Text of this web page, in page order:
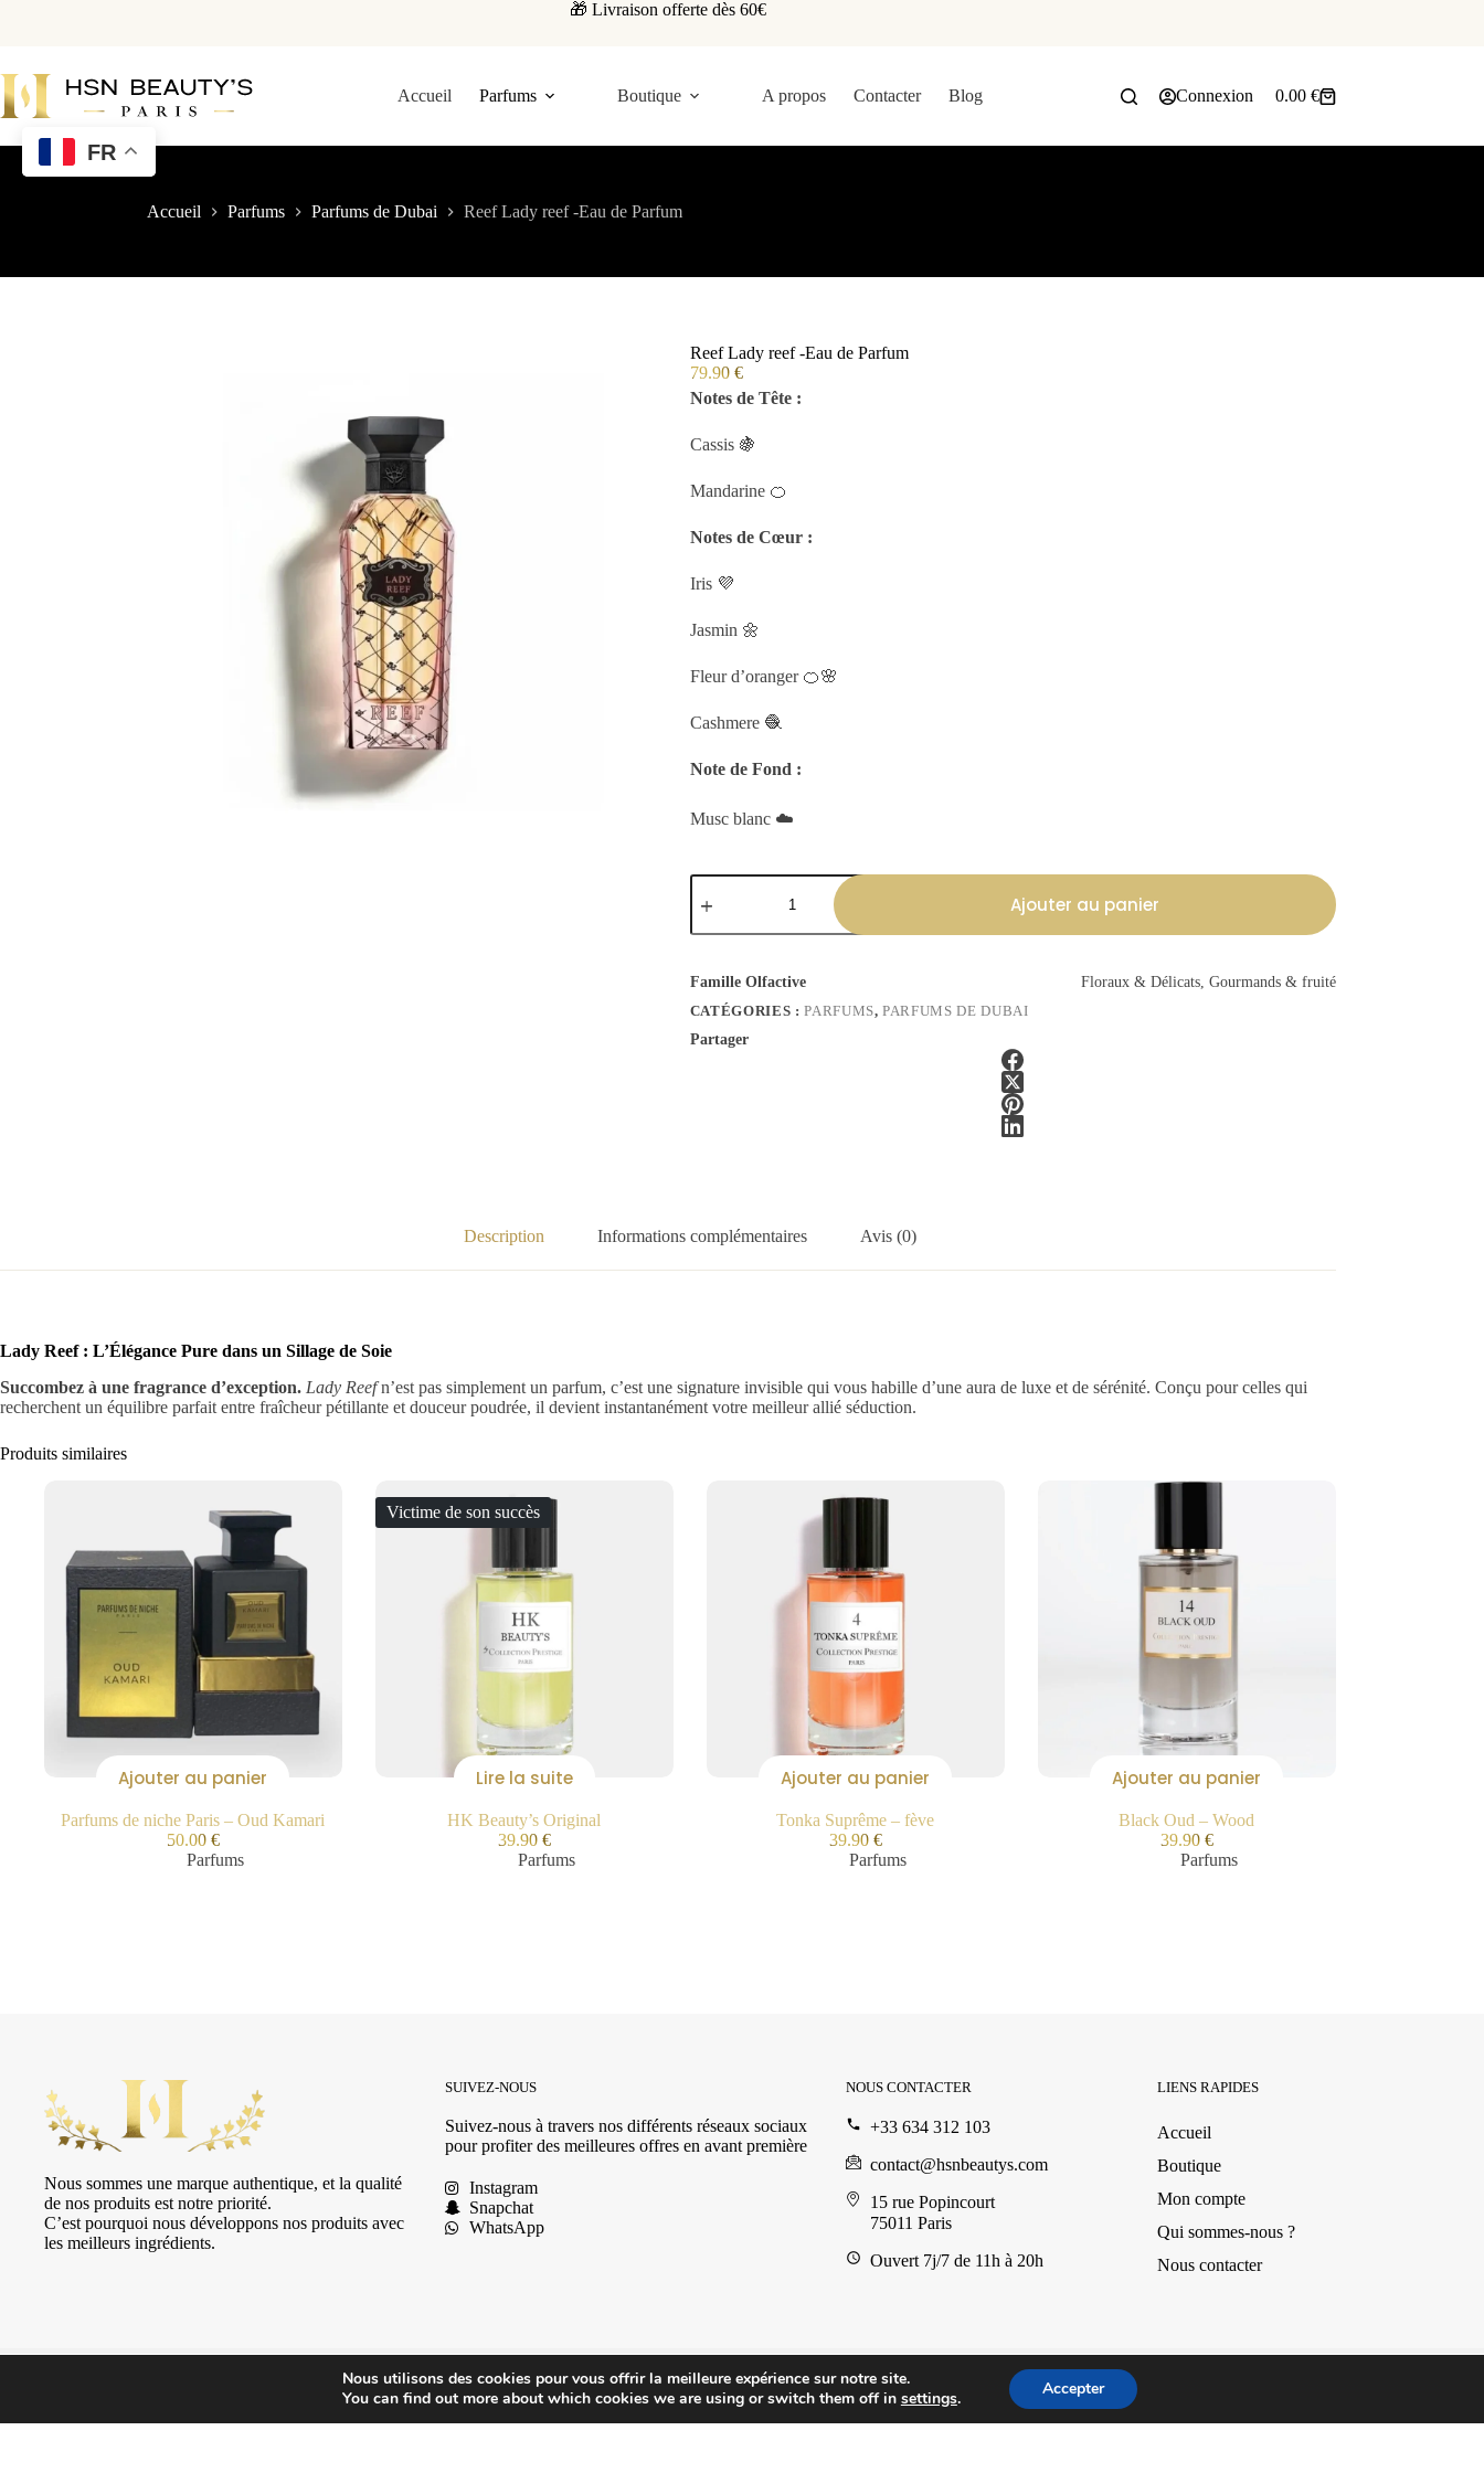
🎁 Livraison offerte dès 60€
Accueil Parfums Boutique A propos Contacter Blog Connexion 0.00 €
Accueil Parfums Parfums de Dubai Reef Lady reef -Eau de Parfum
Reef Lady reef -Eau de Parfum
79.90 €
Notes de Tête :
Cassis 🍇
Mandarine 🍊
Notes de Cœur :
Iris 💜
Jasmin 🌼
Fleur d’oranger 🍊🌸
Cashmere 🧶
Note de Fond :
Musc blanc ☁️
Ajouter au panier
Famille Olfactive
Floraux & Délicats, Gourmands & fruité
CATÉGORIES :PARFUMS,PARFUMS DE DUBAI
Partager
Description Informations complémentaires Avis (0)
Lady Reef : L’Élégance Pure dans un Sillage de Soie
Succombez à une fragrance d’exception. Lady Reefn’est pas simplement un parfum, c’est une signature invisible qui vous habille d’une aura de luxe et de sérénité. Conçu pour celles qui
recherchent un équilibre parfait entre fraîcheur pétillante et douceur poudrée, il devient instantanément votre meilleur allié séduction.
Produits similaires
Ajouter au panier
Parfums de niche Paris – Oud Kamari
50.00 €
Parfums
Victime de son succès
Lire la suite
HK Beauty’s Original
39.90 €
Parfums
Ajouter au panier
Tonka Suprême – fève
39.90 €
Parfums
Ajouter au panier
Black Oud – Wood
39.90 €
Parfums
Nous sommes une marque authentique, et la qualité
de nos produits est notre priorité.
C’est pourquoi nous développons nos produits avec
les meilleurs ingrédients.
SUIVEZ-NOUS
Suivez-nous à travers nos différents réseaux sociaux
pour profiter des meilleures offres en avant première
Instagram
Snapchat
WhatsApp
NOUS CONTACTER
+33 634 312 103
contact@hsnbeautys.com
15 rue Popincourt
75011 Paris
Ouvert 7j/7 de 11h à 20h
LIENS RAPIDES
Accueil
Boutique
Mon compte
Qui sommes-nous ?
Nous contacter
Conditions Générales de Vente
FR
Nous utilisons des cookies pour vous offrir la meilleure expérience sur notre site.
You can find out more about which cookies we are using or switch them off in settings. Accepter